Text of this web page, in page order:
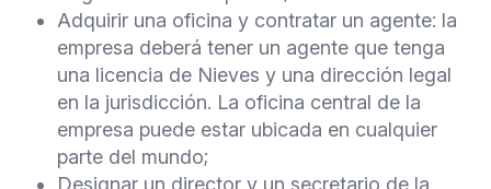
Adquirir una oficina y contratar un agente: la
empresa deberá tener un agente que tenga
una licencia de Nieves y una dirección legal
en la jurisdicción. La oficina central de la
empresa puede estar ubicada en cualquier
parte del mundo;
Designar un director y un secretario de la